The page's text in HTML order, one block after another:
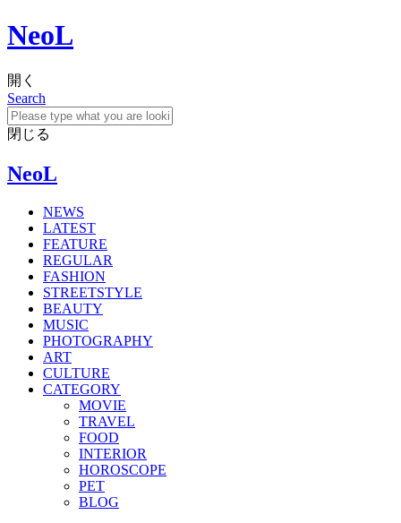
NeoL
開く
Search
閉じる
NeoL
NEWS
LATEST
FEATURE
REGULAR
FASHION
STREETSTYLE
BEAUTY
MUSIC
PHOTOGRAPHY
ART
CULTURE
CATEGORY
MOVIE
TRAVEL
FOOD
INTERIOR
HOROSCOPE
PET
BLOG